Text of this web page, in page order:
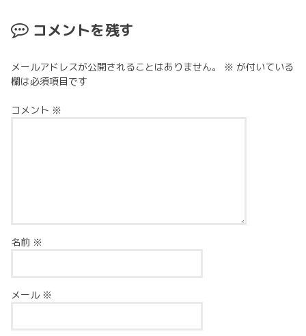
コメントを残す
メールアドレスが公開されることはありません。 ※ が付いている
欄は必須項目です
コメント ※
名前 ※
メール ※